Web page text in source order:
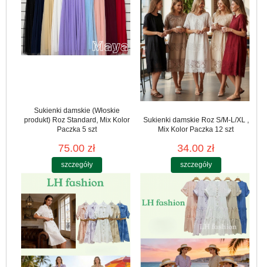
Sukienki damskie (Włoskie
produkt) Roz Standard, Mix Kolor
Paczka 5 szt
75.00 zł
szczegóły
Sukienki damskie Roz S/M-L/XL ,
Mix Kolor Paczka 12 szt
34.00 zł
szczegóły